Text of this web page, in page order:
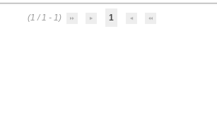
1
(1 - 1 / 1)